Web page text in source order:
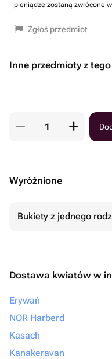
pieniądze zostaną zwrócone w
Zgłoś przedmiot
Inne przedmioty z
Wyróżnione
Bukiety z jednego
Dostawa kwiatów w
Erywań
NOR Harberd
Kasach
Kanakeravan